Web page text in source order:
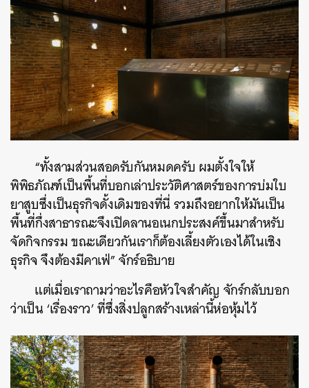
“ทั้งสามส่วนสอดรับกันหมดครับ ผมตั้งใจให้
พิพิธภัณฑ์เป็นพื้นที่บอกเล่าประวัติศาสตร์ของการบ่มใบ
ยาสูบซึ่งเป็นธุรกิจดั้งเดิมของที่นี่ รวมถึงอยากให้มันเป็น
พื้นที่กึ่งสาธารณะจึงเปิดลานอเนกประสงค์ขึ้นมาสำหรับ
จัดกิจกรรม ขณะเดียวกันเราก็ต้องเลี้ยงตัวเองได้ในเชิง
ธุรกิจ จึงต้องมีคาเฟ่” จักร์อธิบาย
แต่เมื่อเราถามว่าอะไรคือหัวใจสำคัญ จักร์กลับบอก
ว่าเป็น ‘เรื่องราว’ ที่ซึ่งสิ่งปลูกสร้างเหล่านี้ห่อหุ้มไว้